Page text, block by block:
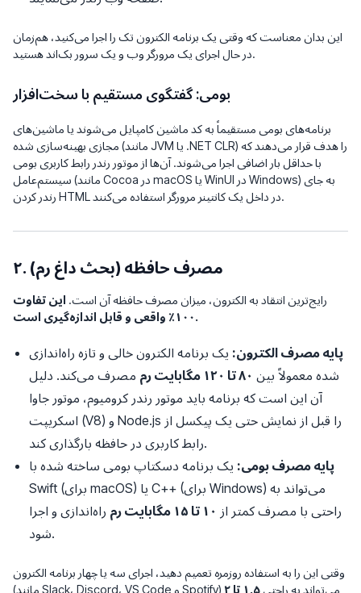
این بدان معناست که وقتی یک برنامه الکترون تک را اجرا می‌کنید، هم‌زمان
در حال اجرای یک مرورگر وب و یک سرور بک‌اند هستید.
بومی: گفتگوی مستقیم با سخت‌افزار
برنامه‌های بومی مستقیماً به کد ماشین کامپایل می‌شوند یا ماشین‌های
مجازی بهینه‌سازی شده (مانند JVM یا .NET CLR) را هدف قرار می‌دهند که
با حداقل بار اضافی اجرا می‌شوند. آن‌ها از موتور رندر رابط کاربری بومی
سیستم‌عامل (مانند Cocoa در macOS یا WinUI در Windows) به جای
رندر کردن HTML در داخل یک کانتینر مرورگر استفاده می‌کنند.
۲. مصرف حافظه (بحث داغ رم)
رایج‌ترین انتقاد به الکترون، میزان مصرف حافظه آن است. این تفاوت
۱۰۰٪ واقعی و قابل اندازه‌گیری است.
پایه مصرف الکترون: یک برنامه الکترون خالی و تازه راه‌اندازی
شده معمولاً بین ۸۰ تا ۱۲۰ مگابایت رم
مصرف می‌کند. دلیل
آن این است که برنامه باید موتور رندر کرومیوم، موتور جاوا
اسکریپت (V8) و Node.js را قبل از نمایش حتی یک پیکسل از
رابط کاربری در حافظه بارگذاری کند.
پایه مصرف بومی: یک برنامه دسکتاپ بومی ساخته شده با
Swift (برای macOS) یا C++ (برای Windows) می‌تواند به
راحتی با مصرف کمتر از ۱۰ تا ۱۵ مگابایت رم
راه‌اندازی و اجرا
شود.
وقتی این را به استفاده روزمره تعمیم دهید، اجرای سه یا چهار برنامه الکترون
(مانند Slack، Discord، VS Code و Spotify) می‌تواند به راحتی
۱.۵ تا ۲